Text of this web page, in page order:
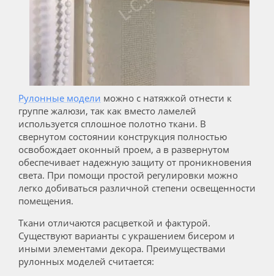
Рулонные модели можно с натяжкой отнести к
группе жалюзи, так как вместо ламелей
используется сплошное полотно ткани. В
свернутом состоянии конструкция полностью
освобождает оконный проем, а в развернутом
обеспечивает надежную защиту от проникновения
света. При помощи простой регулировки можно
легко добиваться различной степени освещенности
помещения.
Ткани отличаются расцветкой и фактурой.
Существуют варианты с украшением бисером и
иными элементами декора. Преимуществами
рулонных моделей считается: